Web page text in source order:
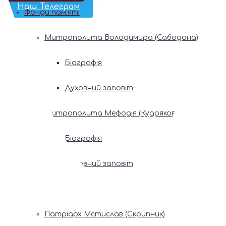
Наш Телеграм
Фонди пам’яті
Митрополита Володимира (Сабодана)
Біографія
Духовний заповіт
Митрополита Мефодія (Кудрякова)
Біографія
Духовний заповіт
Патріарх Мстислав (Скрипник)